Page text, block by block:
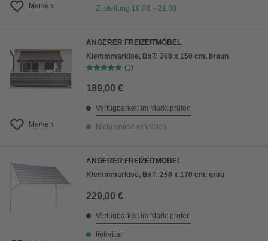
Merken
Zustellung 19.08. - 21.08.
Merken
ANGERER FREIZEITMÖBEL
Klemmmarkise, BxT: 300 x 150 cm, braun
(1)
189,00 €
Verfügbarkeit im Markt prüfen
Nicht online erhältlich
ANGERER FREIZEITMÖBEL
Klemmmarkise, BxT: 250 x 170 cm, grau
229,00 €
Verfügbarkeit im Markt prüfen
lieferbar